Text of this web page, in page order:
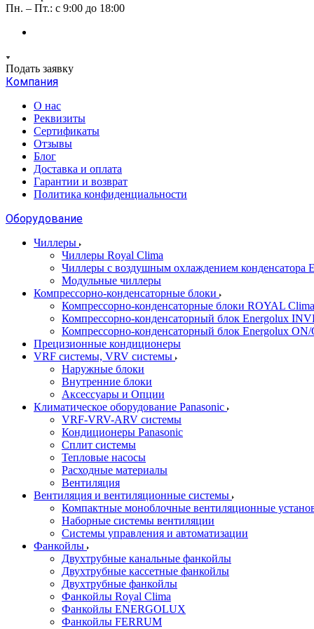
Пн. – Пт.: с 9:00 до 18:00
Подать заявку
Компания
О нас
Реквизиты
Сертификаты
Отзывы
Блог
Доставка и оплата
Гарантии и возврат
Политика конфиденциальности
Оборудование
Чиллеры
Чиллеры Royal Clima
Чиллеры с воздушным охлаждением конденсатора
Модульные чиллеры
Компрессорно-конденсаторные блоки
Компрессорно-конденсаторные блоки ROYAL Clima
Компрессорно-конденсаторный блок Energolux
Компрессорно-конденсаторный блок Energolux ON/
Прецизионные кондиционеры
VRF системы, VRV системы
Наружные блоки
Внутренние блоки
Аксессуары и Опции
Климатическое оборудование Panasonic
VRF-VRV-ARV системы
Кондиционеры Panasonic
Сплит системы
Тепловые насосы
Расходные материалы
Вентиляция
Вентиляция и вентиляционные системы
Компактные моноблочные вентиляционные
Наборные системы вентиляции
Системы управления и автоматизации
Фанкойлы
Двухтрубные канальные фанкойлы
Двухтрубные кассетные фанкойлы
Двухтрубные фанкойлы
Фанкойлы Royal Clima
Фанкойлы ENERGOLUX
Фанкойлы FERRUM